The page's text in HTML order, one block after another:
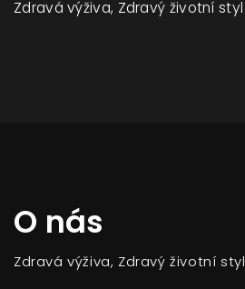
Zdravá výživa, Zdravý životní styl
O nás
Zdravá výživa, Zdravý životní styl